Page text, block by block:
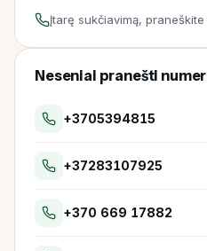
Įtarę sukčiavimą,
Neseniai pranešti
+3705394815
+37283107925
+370 669 17882